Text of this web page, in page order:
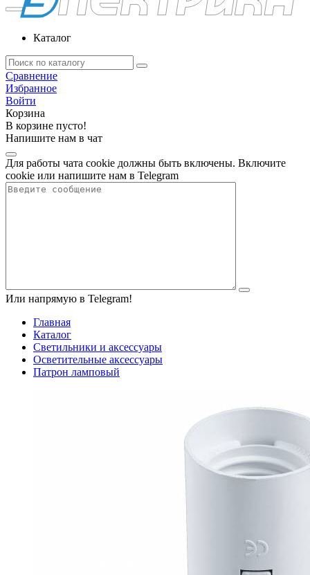
Каталог
Сравнение
Избранное
Войти
Корзина
В корзине пусто!
Напишите нам в чат
Для работы чата cookie должны быть включены. Включите
cookie или напишите нам в Telegram
Или напрямую в Telegram!
Главная
Каталог
Светильники и аксессуары
Осветительные аксессуары
Патрон ламповый